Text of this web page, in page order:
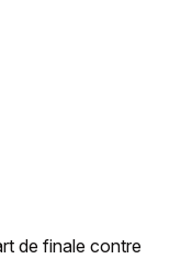
de finale contre